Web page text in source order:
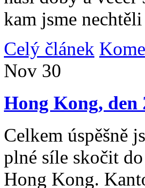
kam jsme
Celý článek
Nov 30
Hong Kong, den
Celkem úspěšně
plné síle skočit
Hong Kong.